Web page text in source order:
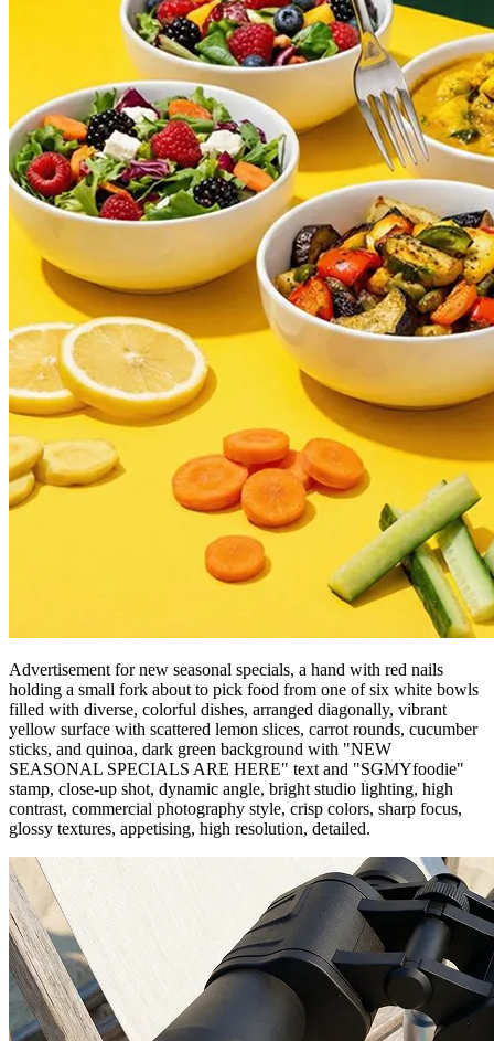
Advertisement for new seasonal specials, a hand with red nails
holding a small fork about to pick food from one of six white bowls
filled with diverse, colorful dishes, arranged diagonally, vibrant
yellow surface with scattered lemon slices, carrot rounds, cucumber
sticks, and quinoa, dark green background with "NEW
SEASONAL SPECIALS ARE HERE" text and "SGMYfoodie"
stamp, close-up shot, dynamic angle, bright studio lighting, high
contrast, commercial photography style, crisp colors, sharp focus,
glossy textures, appetising, high resolution, detailed.